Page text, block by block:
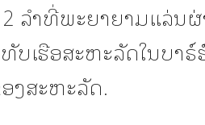
2 ລຳທີ່ພະຍາຍາມແລ່ນ
ເຮືອສະຫະລັດໃນບາຣ໌
ງສະຫະລັດ.